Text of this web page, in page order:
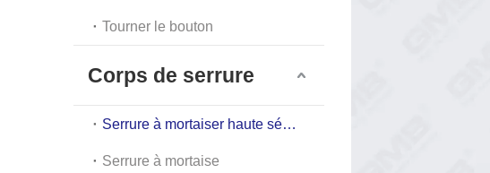
Tourner le bouton
Corps de serrure
Serrure à mortaiser haute sécurité
Serrure à mortaise